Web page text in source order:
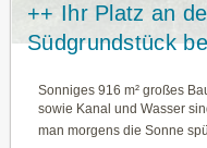
++ Ihr Platz an
Südgrundstück
Sonniges 916 m² großes
sowie Kanal und Wasser
man morgens die Sonne